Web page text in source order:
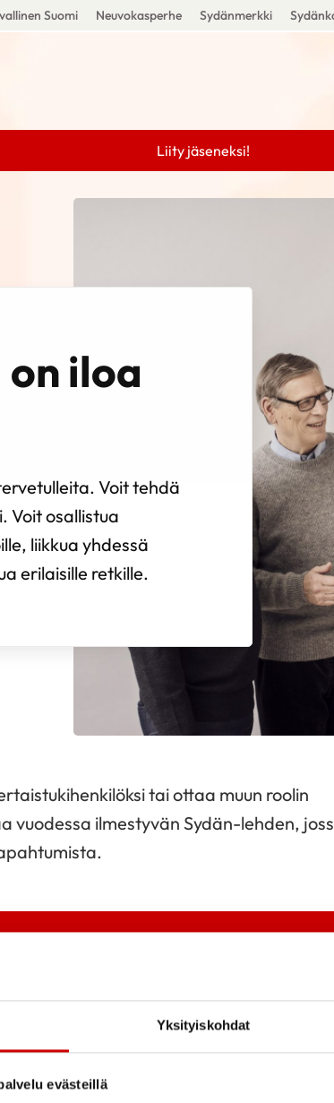
Yksityiskohdat
evästeillä
Suomi Neuvokasperhe Sydänmerkki
Liity jäseneksi!
iloa
Voit tehdä
Voit osallistua
liikkua yhdessä
erilaisille retkille.
tai ottaa muun roolin
vuodessa ilmestyvän Sydän-lehden,